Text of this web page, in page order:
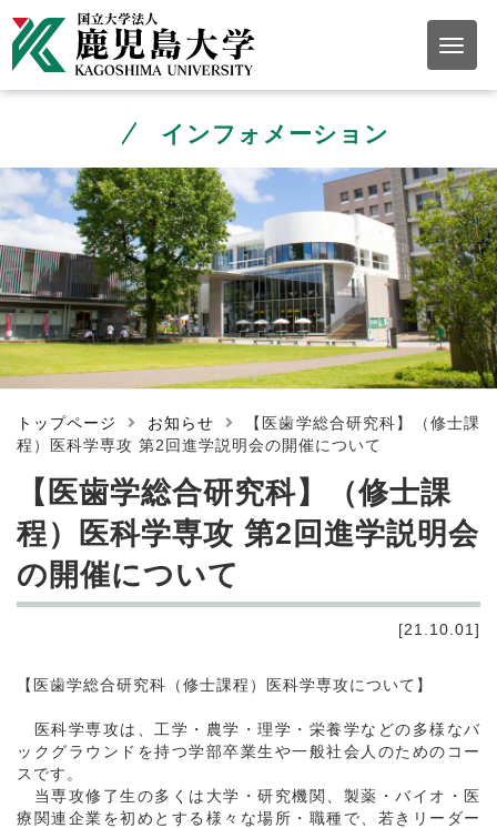
インフォメーション
トップページ お知らせ
【医歯学総合研究科】（修士課
程）医科学専攻 第2回進学説明会の開催について
【医歯学総合研究科】（修士課
程）医科学専攻 第2回進学説明会
の開催について
[21.10.01]
【医歯学総合研究科（修士課程）医科学専攻について】
医科学専攻は、工学・農学・理学・栄養学などの多様なバ
ックグラウンドを持つ学部卒業生や一般社会人のためのコー
スです。
当専攻修了生の多くは大学・研究機関、製薬・バイオ・医
療関連企業を初めとする様々な場所・職種で、若きリーダー